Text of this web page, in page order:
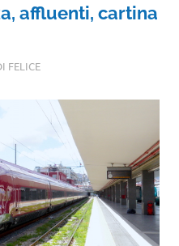
affluenti, cartina
FELICE